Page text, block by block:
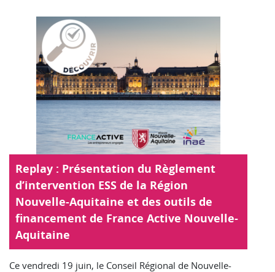
Replay : Présentation du Règlement
d’intervention ESS de la Région
Nouvelle-Aquitaine et des outils de
financement de France Active Nouvelle-
Aquitaine
Ce vendredi 19 juin, le Conseil Régional de Nouvelle-